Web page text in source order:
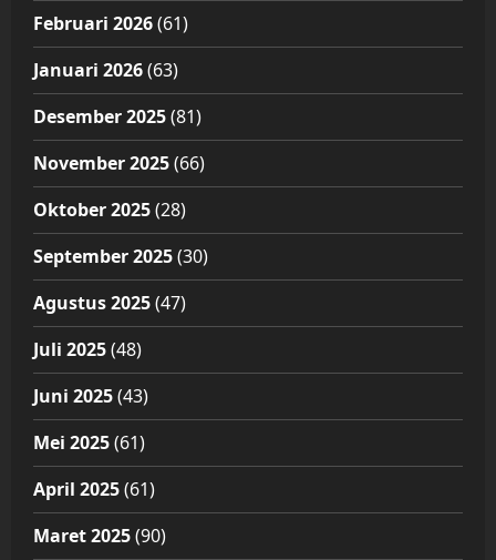
Februari 2026(61)
Januari 2026(63)
Desember 2025(81)
November 2025(66)
Oktober 2025(28)
September 2025(30)
Agustus 2025(47)
Juli 2025(48)
Juni 2025(43)
Mei 2025(61)
April 2025(61)
Maret 2025(90)